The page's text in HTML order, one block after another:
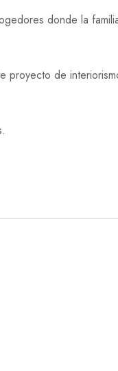
donde la
proyecto de